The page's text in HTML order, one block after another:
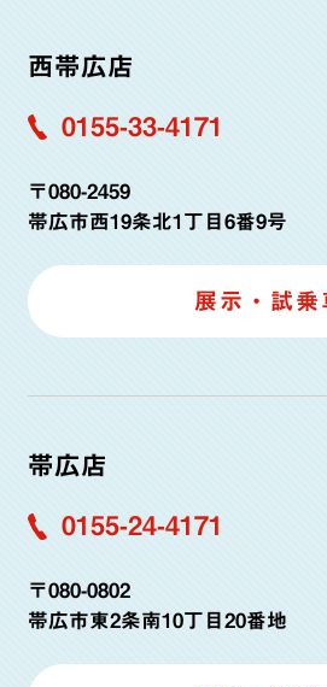
西帯広店
0155-33-4171
〒080-2459
帯広市西19条北1丁目6番9号
展示・試乗
帯広店
0155-24-4171
〒080-0802
帯広市東2条南10丁目20番地